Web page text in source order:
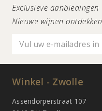
Exclusieve aanbiedingen
Nieuwe wijnen ontdekken
Winkel - Zwolle
Assendorperstraat 107